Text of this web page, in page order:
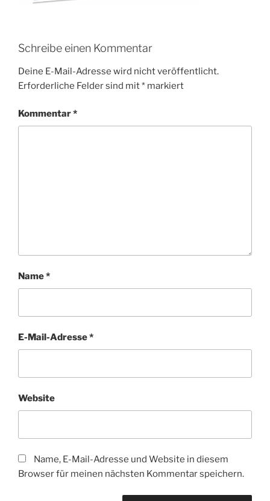
Schreibe einen Kommentar
Deine E-Mail-Adresse wird nicht veröffentlicht.
Erforderliche Felder sind mit* markiert
Kommentar*
Name*
E-Mail-Adresse*
Website
Name, E-Mail-Adresse und Website in diesem
Browser für meinen nächsten Kommentar speichern.